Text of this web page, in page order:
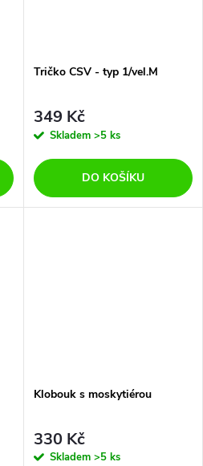
Tričko CSV - typ 1/vel.M
349 Kč
Skladem >5 ks
DO KOŠÍKU
Klobouk s moskytiérou
330 Kč
Skladem >5 ks